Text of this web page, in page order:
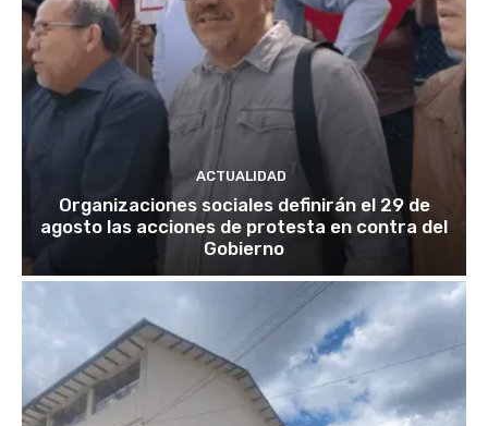
ACTUALIDAD
Organizaciones sociales definirán el 29 de
agosto las acciones de protesta en contra del
Gobierno